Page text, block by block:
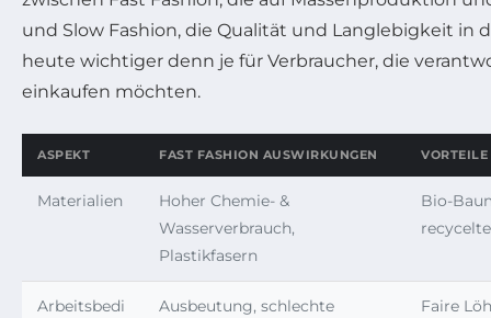
und Slow Fashion, die Qualität und Langlebigkeit in
heute wichtiger denn je für Verbraucher, die
einkaufen möchten.
ASPEKT FAST FASHION AUSWIRKUNGEN
Materialien
Hoher Chemie- &
Wasserverbrauch,
Plastikfasern
Bio-
Arbeitsbedi
Ausbeutung, schlechte
Faire